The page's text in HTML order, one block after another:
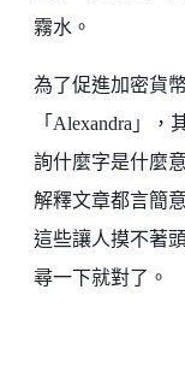
霧水。
為了促進加密貨
「Alexandra」
詢什麼字是什麼
解釋文章都言簡
這些讓人摸不著
尋一下就對了。